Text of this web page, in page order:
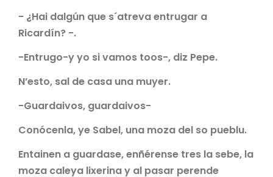
- ¿Hai dalgún que s´atreva entrugar a
Ricardín? -.
-Entrugo-y yo si vamos toos-, diz Pepe.
N’esto, sal de casa una muyer.
-Guardaivos, guardaivos-
Conócenla, ye Sabel, una moza del so pueblu.
Entainen a guardase, enñérense tres la sebe, la
moza caleya lixerina y al pasar perende